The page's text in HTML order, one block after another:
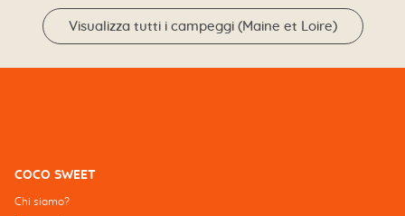
Visualizza tutti i campeggi (Maine et Loire)
COCO SWEET
Chi siamo?